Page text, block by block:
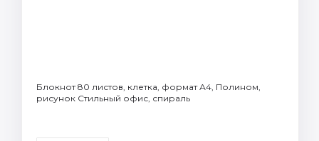
Блокнот 80 листов, клетка, формат А4, Полином,
рисунок Стильный офис, спираль